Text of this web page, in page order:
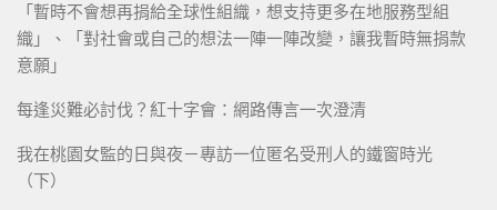
「暫時不會想再捐給全球性組織，想支持更多在地服務型組
織」、「對社會或自己的想法一陣一陣改變，讓我暫時無捐款
意願」
每逢災難必討伐？紅十字會：網路傳言一次澄清
我在桃園女監的日與夜－專訪一位匿名受刑人的鐵窗時光
（下）